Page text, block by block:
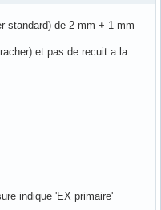
standard) de 2 mm + 1 mm
et pas de recuit a la
indique 'EX primaire'